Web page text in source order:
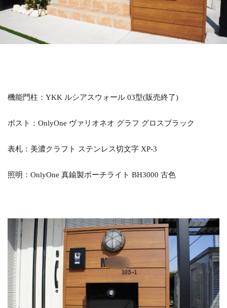
機能門柱：YKK ルシアスウォール 03型(販売終了)
ポスト：OnlyOne ヴァリオネオ グラフ グロスブラック
表札：美濃クラフト ステンレス切文字 XP-3
照明：OnlyOne 真鍮製ポーチライト BH3000 古色
LIXIL アルメッシュフェンス
LIXIL ウィンスリーポート
LIXIL ウォールスクリーン
LIXIL ウォールスクリーンファンクション門袖
LIXIL ココマ
LIXIL サイモン
LIXIL サニージュ
LIXIL スタイルコート
LIXIL ステンレスサイン
LIXIL スマート宅配ポスト
LIXIL ハイサモア
LIXIL フーゴ
LIXIL ファンクションユニット アクシィ
LIXIL ファンクションユニット ウィルモダン
LIXIL フェンスAB
LIXIL ブラケットウォールライト
LIXIL プラスG
LIXIL プレスタフェンス
LIXIL プレミエス
LIXIL プログコートフェンス